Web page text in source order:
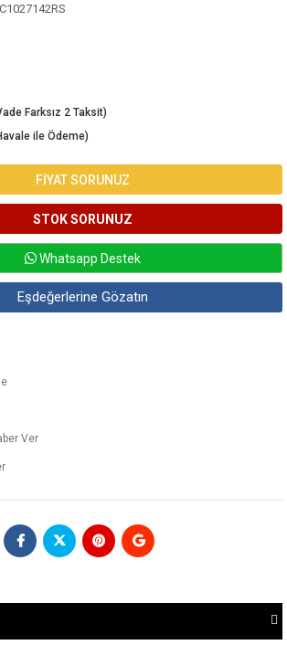
ile Ödeme)
FİYAT SORUNUZ
Whatsapp Destek
Eşdeğerlerine Gözatın
Ver